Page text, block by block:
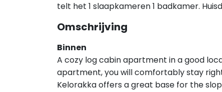
telt het 1 slaapkameren 1 badkamer.
Omschrijving
Binnen
A cozy log cabin apartment in a good
apartment, you will comfortably stay
Kelorakka offers a great base for the